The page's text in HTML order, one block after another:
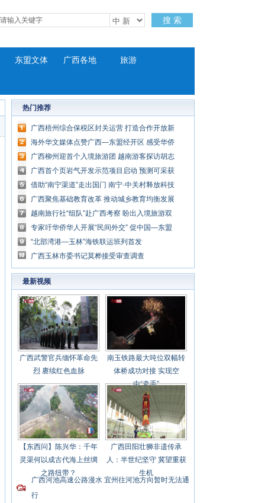
搜 索
东盟文体 广西各地 旅游
热门推荐
广西梧州综合保税区封关运营 打造合作开放新
高地
海外华文媒体点赞广西—东盟经开区 感受华侨
农场“华丽转身”
广西柳州迎首个入境旅游团 越南游客探访胡志
明旧居
广西首个页岩气开发示范项目启动 预测可采获
31亿立方米
借助“南宁渠道”走出国门 南宁·中关村释放科技
创新活力
广西聚焦基础教育改革 推动城乡教育均衡发展
越南旅行社“组队”赴广西考察 盼出入境旅游双
向奔“复”
专家吁华侨华人开展“民间外交” 促中国—东盟
交流合作“多点开花”
“北部湾港—玉林”海铁联运班列首发
广西玉林市委书记莫桦接受审查调查
最新视频
广西武警官兵缅怀革命先
烈 赓续红色血脉
南玉铁路最大吨位双幅转
体桥成功对接 实现空
中“牵手”
【东西问】陈兴华：千年
灵渠何以成古代海上丝绸
之路纽带？
广西田阳壮狮非遗传承
人：半世纪坚守 冀望重获
生机
广西河池高速公路漫水 宜州往河池方向暂时无法通
行